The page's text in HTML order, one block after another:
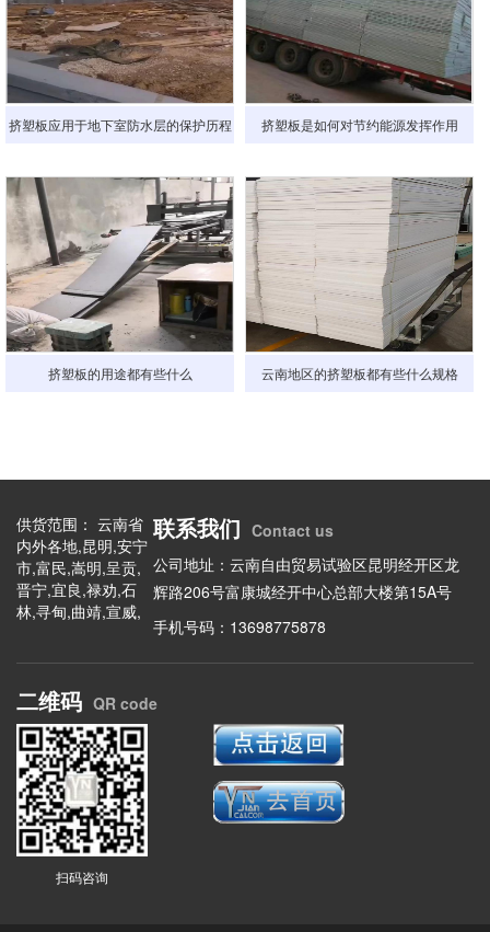
挤塑板应用于地下室防水层的保护历程 挤塑板是如何对节约能源发挥作用
挤塑板的用途都有些什么 云南地区的挤塑板都有些什么规格
供货范围： 云南省
内外各地,昆明,安宁
市,富民,嵩明,呈贡,
晋宁,宜良,禄劝,石
林,寻甸,曲靖,宣威,
江,易门,通海,江川,
元江,新平,峨山,保
山,施甸,昌宁,龙陵,
腾冲,昭通,昭阳,永
善,绥江,镇雄,大关,
盐津,巧家,彝良,威
信,水富,鲁甸,丽江,
玉龙,华坪,永胜,宁
蒗,思茅,翠云,普洱,
联系我们 Contact us
公司地址：云南自由贸易试验区昆明经开区龙
辉路206号富康城经开中心总部大楼第15A号
手机号码：13698775878
二维码 QR code
扫码咨询